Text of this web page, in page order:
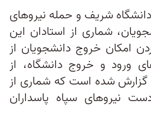
شریف و حمله نیروهای
شماری از استادان این
امکان خروج دانشجویان از
ورود و خروج دانشگاه، از
گزارش شده است که شماری از
نیروهای سپاه پاسداران